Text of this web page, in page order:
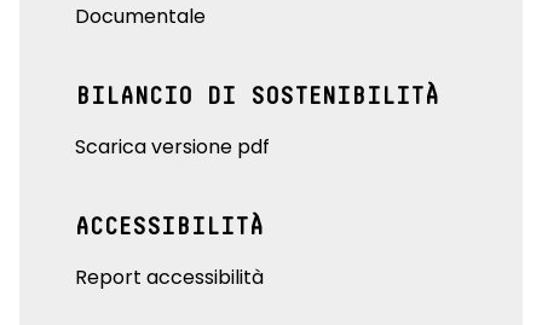
Documentale
BILANCIO DI SOSTENIBILITÀ
Scarica versione pdf
ACCESSIBILITÀ
Report accessibilità